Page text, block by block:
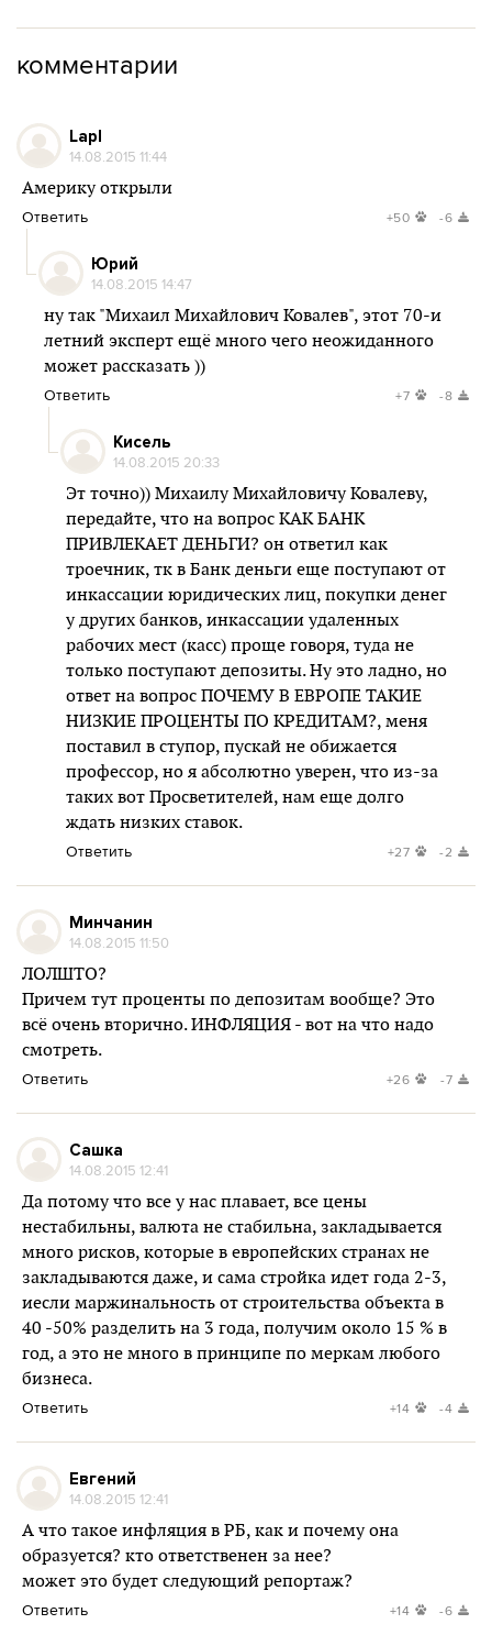
комментарии
Lapl
14.08.2015 11:44
Америку открыли
Ответить +50 -6
Юрий
14.08.2015 14:47
ну так "Михаил Михайлович Ковалев", этот 70-и
летний эксперт ещё много чего неожиданного
может рассказать ))
Ответить +7 -8
Кисель
14.08.2015 20:33
Эт точно)) Михаилу Михайловичу Ковалеву,
передайте, что на вопрос КАК БАНК
ПРИВЛЕКАЕТ ДЕНЬГИ? он ответил как
троечник, тк в Банк деньги еще поступают от
инкассации юридических лиц, покупки денег
у других банков, инкассации удаленных
рабочих мест (касс) проще говоря, туда не
только поступают депозиты. Ну это ладно, но
ответ на вопрос ПОЧЕМУ В ЕВРОПЕ ТАКИЕ
НИЗКИЕ ПРОЦЕНТЫ ПО КРЕДИТАМ?, меня
поставил в ступор, пускай не обижается
профессор, но я абсолютно уверен, что из-за
таких вот Просветителей, нам еще долго
ждать низких ставок.
Ответить +27 -2
Минчанин
14.08.2015 11:50
ЛОЛШТО?
Причем тут проценты по депозитам вообще? Это
всё очень вторично. ИНФЛЯЦИЯ - вот на что надо
смотреть.
Ответить +26 -7
Сашка
14.08.2015 12:41
Да потому что все у нас плавает, все цены
нестабильны, валюта не стабильна, закладывается
много рисков, которые в европейских странах не
закладываются даже, и сама стройка идет года 2-3,
иесли маржинальность от строительства объекта в
40 -50% разделить на 3 года, получим около 15 % в
год, а это не много в принципе по меркам любого
бизнеса.
Ответить +14 -4
Евгений
14.08.2015 12:41
А что такое инфляция в РБ, как и почему она
образуется? кто ответственен за нее?
может это будет следующий репортаж?
Ответить +14 -6